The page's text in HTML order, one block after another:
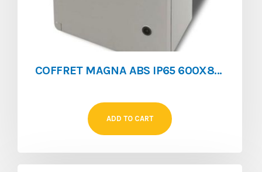
COFFRET MAGNA ABS IP65 600X800x265 A PLATINE**
ADD TO CART